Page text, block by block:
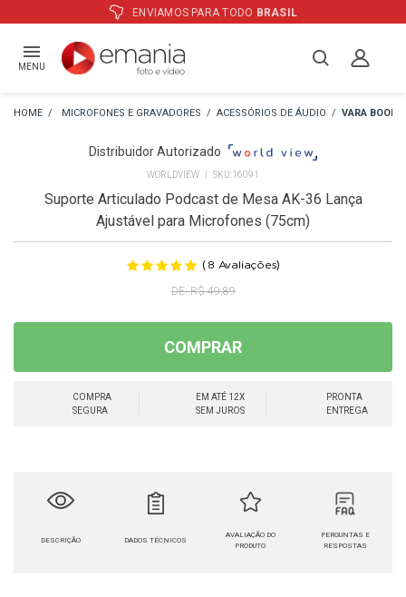
ATÉ12XE PREÇO ESPECIAL NO BOLETO
MENU
MICROFONES E GRAVADORES ACESSÓRIOS DE ÁUDIO VARA BOOM
Distribuidor Autorizado
WORLDVIEW 16091
Suporte Articulado Podcast de Mesa AK-36 Lança
Ajustável para Microfones (75cm)
( 8 Avaliações)
R$ 49,89
COMPRAR
COMPRA
SEGURA
EM ATÉ 12X
SEM JUROS
PRONTA
ENTREGA
DESCRIÇÃO DADOS TÉCNICOS
AVALIAÇÃO DO
PRODUTO
PERGUNTAS E
RESPOSTAS